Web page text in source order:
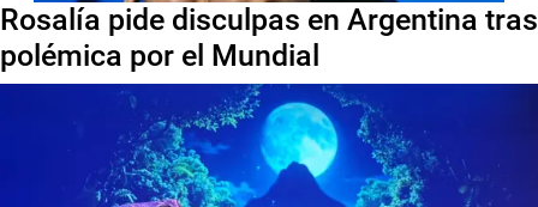
Rosalía pide disculpas en Argentina tras
polémica por el Mundial